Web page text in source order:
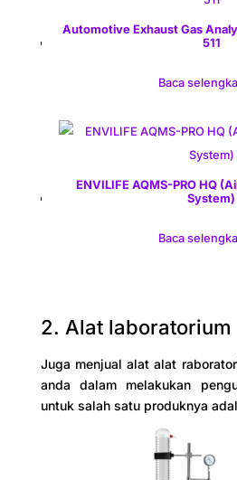
Automotive Exhaust Gas
511
Baca
ENVILIFE AQMS-PRO HQ
System)
Baca
2. Alat laboratorium
Juga menjual alat alat
anda dalam melakukan
untuk salah satu produknya